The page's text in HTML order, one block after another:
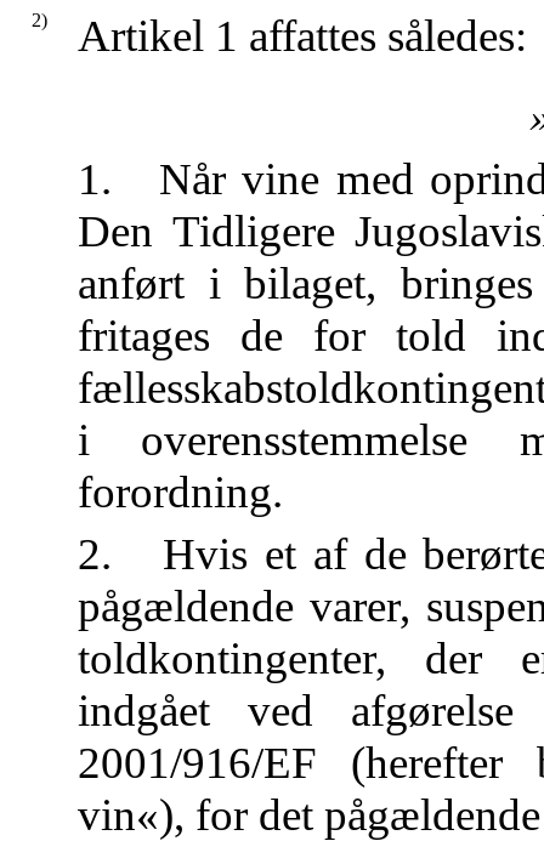
2)
Artikel 1 affattes således:
1. Når vine med
Den Tidligere
anført i bilaget,
fritages de for told
i overensstemmelse
forordning.
2. Hvis et af de berørte
pågældende varer,
toldkontingenter, der
indgået ved afgørelse
2001/916/EF
vin«), for det